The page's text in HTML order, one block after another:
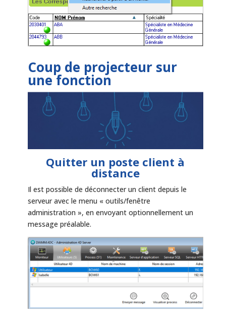
Coup de projecteur sur
une fonction
Quitter un poste client à
distance
Il est possible de déconnecter un client depuis le
serveur avec le menu « outils/fenêtre
administration », en envoyant optionnellement un
message préalable.